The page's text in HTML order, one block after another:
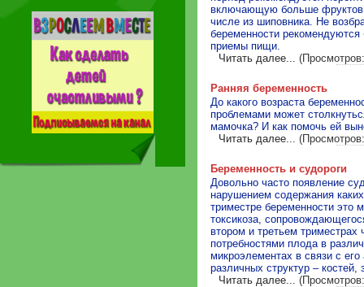
включающую больше
числе из шиповника. Не
беременности
приемы пищи.
Читать далее...
Ранняя беременность
До какого возраста
проблемами может
мамочка? И как помочь ей
Читать далее...
Беременность и судороги
Довольно часто появление
нарушением содержания
триместре беременности это
токсикоза,
втором и третьем
потребностями плода в
микроэлементах в связи с
различных структур – костей,
Читать далее...